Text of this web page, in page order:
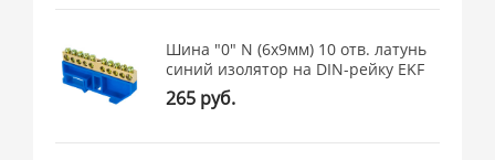
Шина "0" N (6x9мм) 10 отв. латунь
синий изолятор на DIN-рейку EKF
265 руб.